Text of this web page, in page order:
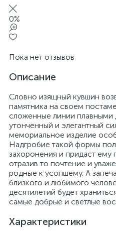
0%
Пока нет отзывов
Описание
Словно изящный кувшин
памятника на своем
сложенные линии плавными
утонченный и элегантный
мемориальное изделие
Надгробие такой формы
захоронения и придаст ему
отразив то почтение и
родные к усопшему. А
близкого и любимого
десятилетий будет
самые добрые и светлые
Характеристики